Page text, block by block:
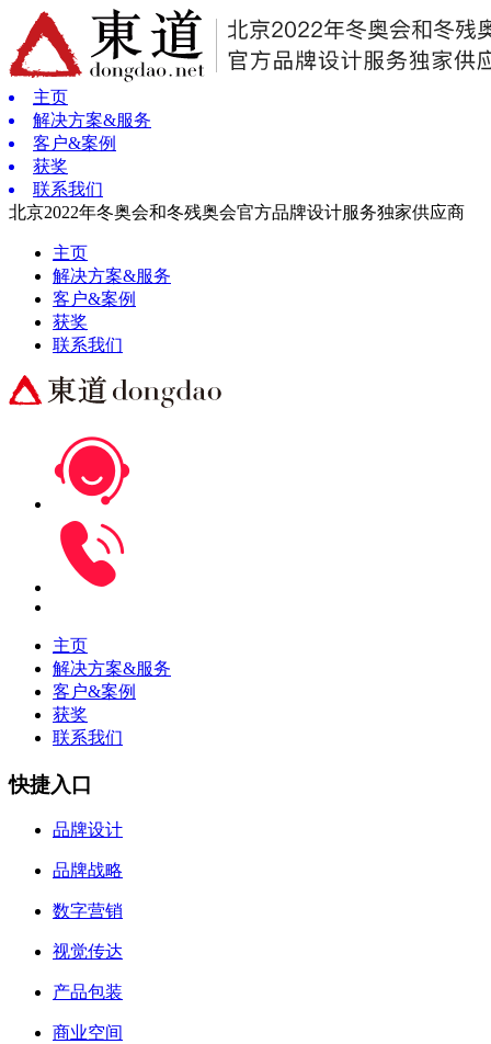
主页
解决方案&服务
客户&案例
获奖
联系我们
北京2022年冬奥会和冬残奥会官方品牌设计服务独家供应商
主页
解决方案&服务
客户&案例
获奖
联系我们
主页
解决方案&服务
客户&案例
获奖
联系我们
快捷入口
品牌设计
品牌战略
数字营销
视觉传达
产品包装
商业空间